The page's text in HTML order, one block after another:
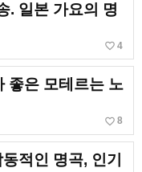
. 일본 가요의 명
favorite_border 4
좋은 모테르는 노
favorite_border 8
적인 명곡, 인기